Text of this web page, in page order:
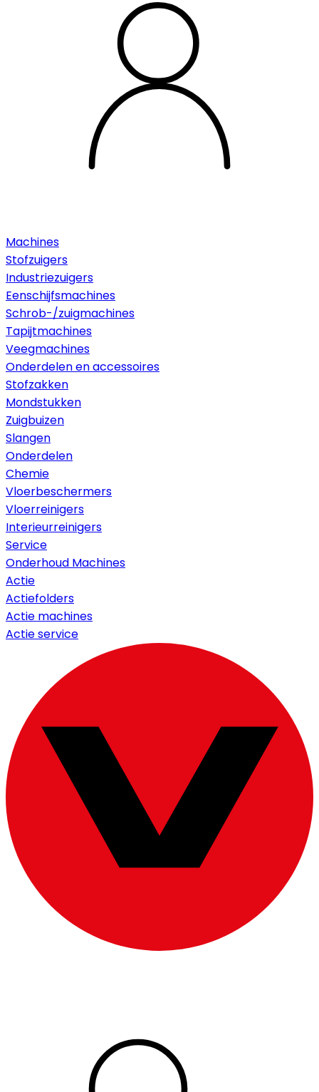
Machines
Stofzuigers
Industriezuigers
Eenschijfsmachines
Schrob-/zuigmachines
Tapijtmachines
Veegmachines
Onderdelen en accessoires
Stofzakken
Mondstukken
Zuigbuizen
Slangen
Onderdelen
Chemie
Vloerbeschermers
Vloerreinigers
Interieurreinigers
Service
Onderhoud Machines
Actie
Actiefolders
Actie machines
Actie service